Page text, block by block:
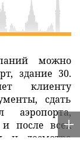
можно
здание 30.
клиенту
сдать
после всех
и досмотра